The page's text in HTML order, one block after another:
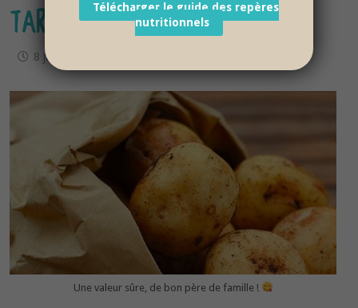
TARTIFLETTE
8 janvier 2018
Une valeur sûre, de bon père de famille !
Télécharger le guide des repères
nutritionnels